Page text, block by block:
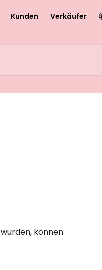
Kunden Verkäufer
können